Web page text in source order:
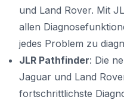
und Land Rover. Mit
allen
jedes Problem zu
JLR Pathfinder: Die
Jaguar und Land
fortschrittlichste